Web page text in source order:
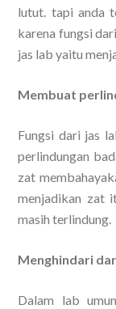
lutut. tapi anda
karena fungsi
jas lab yaitu
Membuat
Fungsi dari jas
perlindungan
zat
menjadikan zat
masih terlindung.
Menghindari
Dalam lab